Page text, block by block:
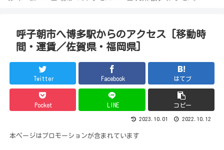
呼子朝市へ博多駅からのアクセス [移動時
間・運賃／佐賀県・福岡県]
Twitter Facebook はてブ
Pocket LINE コピー
2023.10.01 2022.10.12
本ページはプロモーションが含まれています